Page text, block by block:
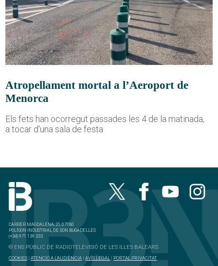
Atropellament mortal a l’Aeroport de
Menorca
Els fets han ocorregut passades les 4 de la matinada,
a tocar d'una sala de festa
CARRER MAGDALENA, 21, 07180
POLÍGON INDUSTRIAL DE SON BUGADELLES
(+34) 971 139 333
© ENS PÚBLIC DE RADIOTELEVISIÓ DE LES ILLES BALEARS
COOKIES |ATENCIÓ A L'AUDIÈNCIA |AVÍS LEGAL | PORTAL PRIVACITAT